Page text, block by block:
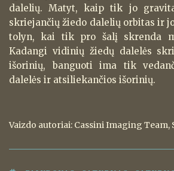
dalelių. Matyt, kaip tik jo
skriejančių žiedo dalelių orbitas ir
tolyn, kai tik pro šalį skrenda
Kadangi vidinių žiedų dalelės
išorinių, banguoti ima tik
dalelės ir atsiliekančios išorinių.
Vaizdo autoriai: Cassini Imaging Team,